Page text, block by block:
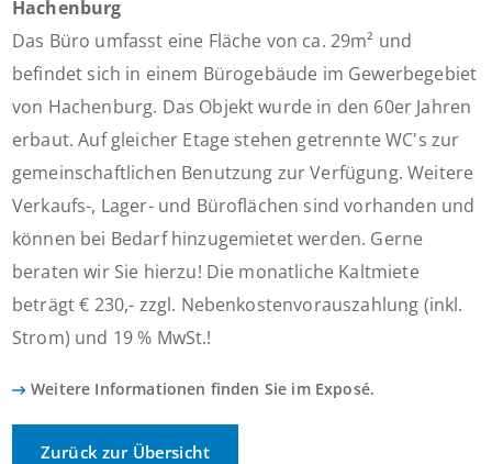
Hachenburg
Das Büro umfasst eine Fläche von ca. 29m² und
befindet sich in einem Bürogebäude im Gewerbegebiet
von Hachenburg. Das Objekt wurde in den 60er Jahren
erbaut. Auf gleicher Etage stehen getrennte WC's zur
gemeinschaftlichen Benutzung zur Verfügung. Weitere
Verkaufs-, Lager- und Büroflächen sind vorhanden und
können bei Bedarf hinzugemietet werden. Gerne
beraten wir Sie hierzu! Die monatliche Kaltmiete
beträgt € 230,- zzgl. Nebenkostenvorauszahlung (inkl.
Strom) und 19 % MwSt.!
Weitere Informationen finden Sie im Exposé.
Zurück zur Übersicht